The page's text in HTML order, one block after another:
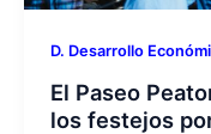
D. Desarrollo
El Paseo
los festejos